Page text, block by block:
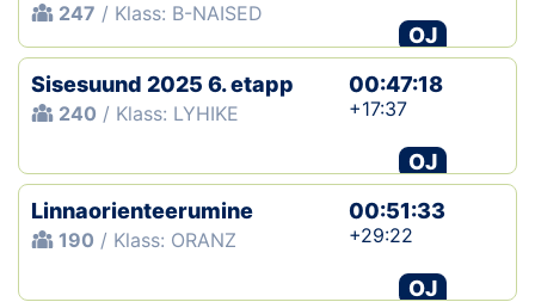
247 / Klass: B-NAISED
OJ
Sisesuund 2025 6. etapp
240 / Klass: LYHIKE
00:47:18
+17:37
OJ
Linnaorienteerumine
190 / Klass: ORANZ
00:51:33
+29:22
OJ